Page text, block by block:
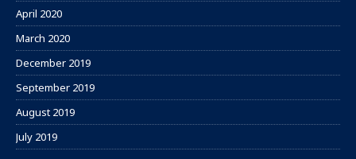
April 2020
March 2020
December 2019
September 2019
August 2019
July 2019